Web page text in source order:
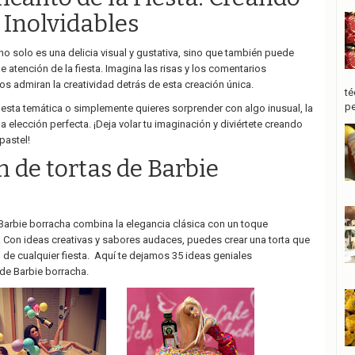
Inolvidables
solo es una delicia visual y gustativa, sino que también puede
atención de la fiesta. Imagina las risas y los comentarios
admiran la creatividad detrás de esta creación única.
temática o simplemente quieres sorprender con algo inusual, la
elección perfecta. ¡Deja volar tu imaginación y diviértete creando
de tortas de Barbie
borracha combina la elegancia clásica con un toque
ideas creativas y sabores audaces, puedes crear una torta que
cualquier fiesta. Aquí te dejamos 35 ideas geniales
Barbie borracha.